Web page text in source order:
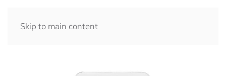
Skip to main content